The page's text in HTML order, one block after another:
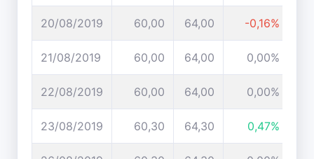
20/08/2019 60,00 64,00 -0,16%
21/08/2019 60,00 64,00 0,00%
22/08/2019 60,00 64,00 0,00%
23/08/2019 60,30 64,30 0,47%